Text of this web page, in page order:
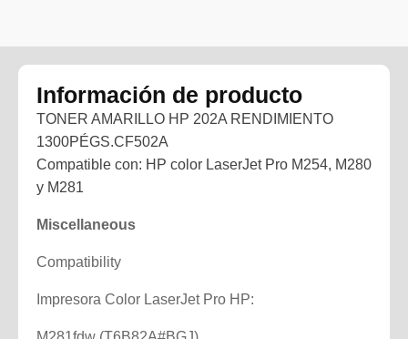
Información de producto
TONER AMARILLO HP 202A RENDIMIENTO
1300PÉGS.CF502A
Compatible con: HP color LaserJet Pro M254, M280
y M281
Miscellaneous
Compatibility
Impresora Color LaserJet Pro HP: